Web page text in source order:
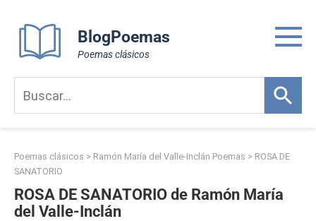
content
BlogPoemas
Poemas clásicos
Poemas clásicos > Ramón María del Valle-Inclán Poemas > ROSA DE
SANATORIO
ROSA DE SANATORIO de Ramón María
del Valle-Inclán